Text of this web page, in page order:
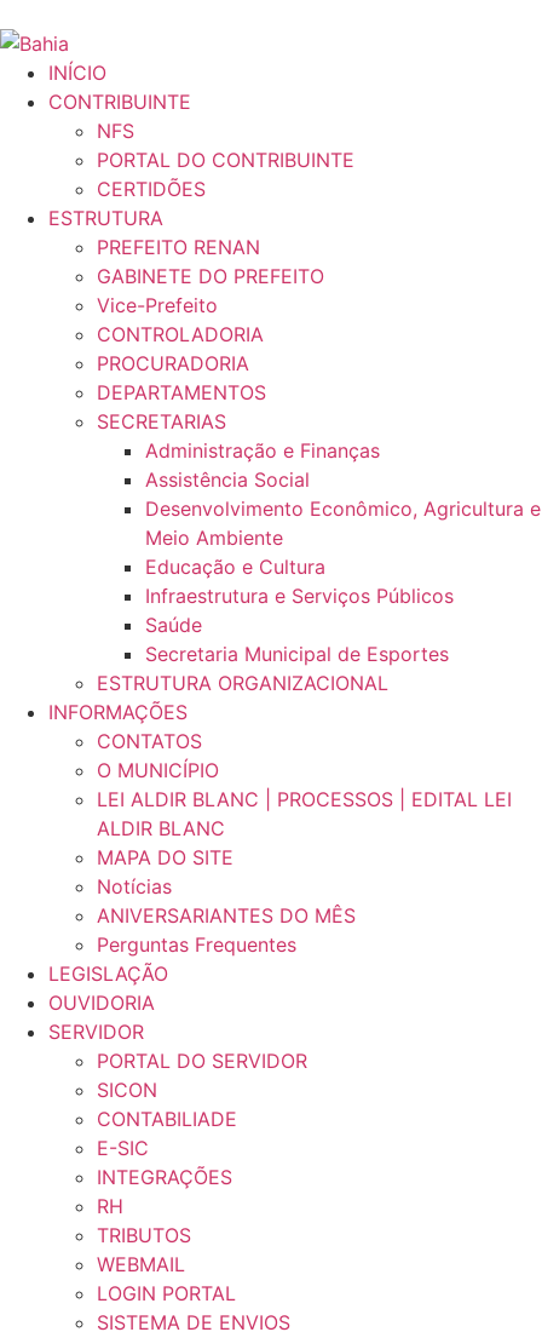
INÍCIO
CONTRIBUINTE
NFS
PORTAL DO CONTRIBUINTE
CERTIDÕES
ESTRUTURA
PREFEITO RENAN
GABINETE DO PREFEITO
Vice-Prefeito
CONTROLADORIA
PROCURADORIA
DEPARTAMENTOS
SECRETARIAS
Administração e Finanças
Assistência Social
Desenvolvimento Econômico, Agricultura e
Meio Ambiente
Educação e Cultura
Infraestrutura e Serviços Públicos
Saúde
Secretaria Municipal de Esportes
ESTRUTURA ORGANIZACIONAL
INFORMAÇÕES
CONTATOS
O MUNICÍPIO
LEI ALDIR BLANC | PROCESSOS | EDITAL LEI
ALDIR BLANC
MAPA DO SITE
Notícias
ANIVERSARIANTES DO MÊS
Perguntas Frequentes
LEGISLAÇÃO
OUVIDORIA
SERVIDOR
PORTAL DO SERVIDOR
SICON
CONTABILIADE
E-SIC
INTEGRAÇÕES
RH
TRIBUTOS
WEBMAIL
LOGIN PORTAL
SISTEMA DE ENVIOS